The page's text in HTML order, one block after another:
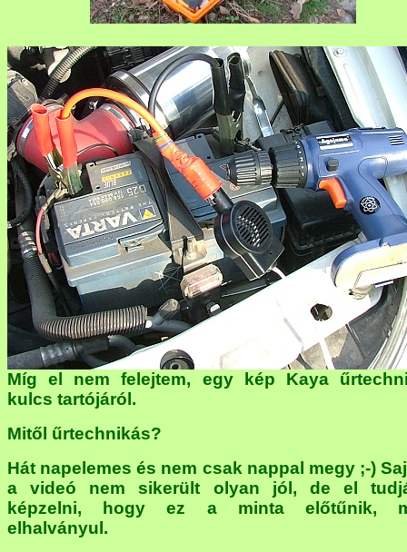
Míg el nem felejtem, egy kép Kaya
kulcs tartójáról.
Mitől űrtechnikás?
Hát napelemes és nem csak nappal megy ;-)
a videó nem sikerült olyan jól, de el
képzelni, hogy ez a minta előtűnik,
elhalványul.